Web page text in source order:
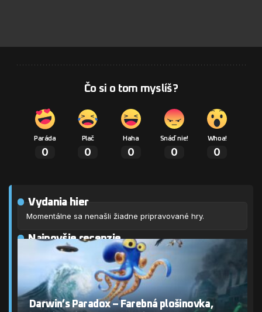
Čo si o tom myslíš?
Paráda
0
Plač
0
Haha
0
Snáď nie!
0
Whoa!
0
Vydania hier
Momentálne sa nenašli žiadne pripravované hry.
Najnovšie recenzie
Darwin’s Paradox – Farebná plošinovka,